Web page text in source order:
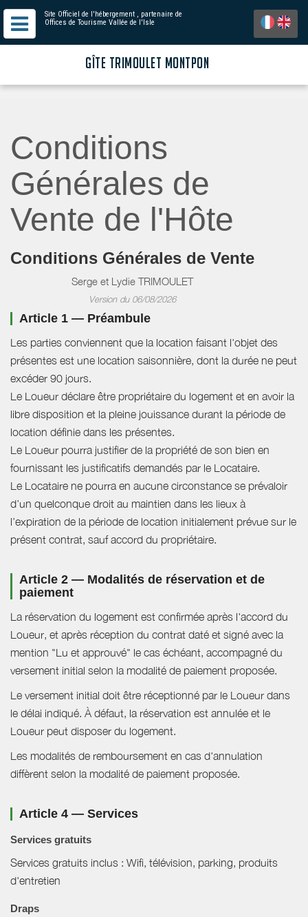
Site Officiel de l'hébergement , partenaire de
Offices de Tourisme Vallée de l'Isle
GÎTE TRIMOULET MONTPON
Conditions
Générales de
Vente de l'Hôte
Conditions Générales de Vente
Serge et Lydie TRIMOULET
Version du 06/08/2026
Article 1 — Préambule
Les parties conviennent que la location faisant l'objet des
présentes est une location saisonnière, dont la durée ne peut
excéder 90 jours.
Le Loueur déclare être propriétaire du logement et en avoir la
libre disposition et la pleine jouissance durant la période de
location définie dans les présentes.
Le Loueur pourra justifier de la propriété de son bien en
fournissant les justificatifs demandés par le Locataire.
Le Locataire ne pourra en aucune circonstance se prévaloir
d’un quelconque droit au maintien dans les lieux à
l’expiration de la période de location initialement prévue sur le
présent contrat, sauf accord du propriétaire.
Article 2 — Modalités de réservation et de
paiement
La réservation du logement est confirmée après l'accord du
Loueur, et après réception du contrat daté et signé avec la
mention "Lu et approuvé" le cas échéant, accompagné du
versement initial selon la modalité de paiement proposée.
Le versement initial doit être réceptionné par le Loueur dans
le délai indiqué. À défaut, la réservation est annulée et le
Loueur peut disposer du logement.
Les modalités de remboursement en cas d'annulation
diffèrent selon la modalité de paiement proposée.
Article 4 — Services
Services gratuits
Services gratuits inclus : Wifi, télévision, parking, produits
d'entretien
Draps